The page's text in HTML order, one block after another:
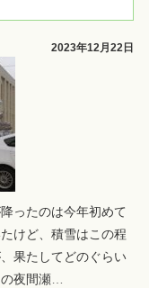
2023年12月22日
ったのは今年初めて
けど、積雪はこの程
果たしてどのぐらい
夜間瀬…